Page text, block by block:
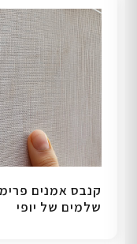
שלמים של יופי